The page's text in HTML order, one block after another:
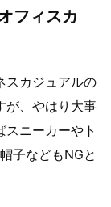
フィスカ
スカジュアルの
が、やはり大事
ニーカーやト
子などもNGと